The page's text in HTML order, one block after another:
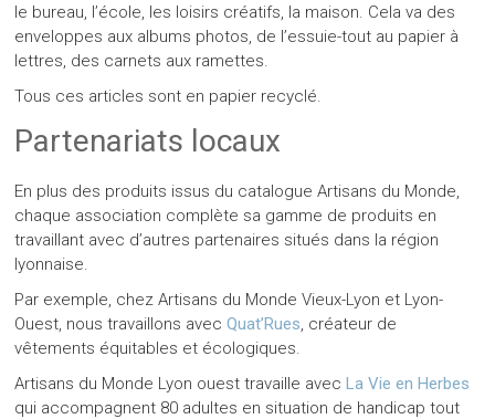
le bureau, l’école, les loisirs créatifs, la maison. Cela va des
enveloppes aux albums photos, de l’essuie-tout au papier à
lettres, des carnets aux ramettes.
Tous ces articles sont en papier recyclé.
Partenariats locaux
En plus des produits issus du catalogue Artisans du Monde,
chaque association complète sa gamme de produits en
travaillant avec d’autres partenaires situés dans la région
lyonnaise.
Par exemple, chez Artisans du Monde Vieux-Lyon et Lyon-
Ouest, nous travaillons avecQuat’Rues, créateur de
vêtements équitables et écologiques.
Artisans du Monde Lyon ouest travaille avecLa Vie en Herbes
qui accompagnent 80 adultes en situation de handicap tout